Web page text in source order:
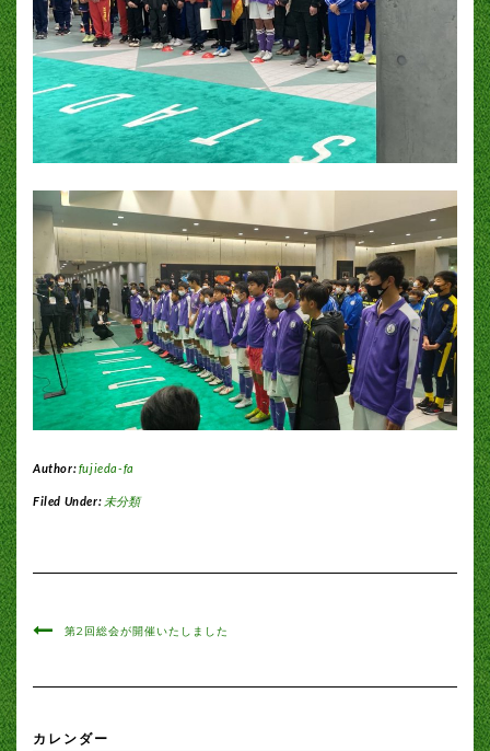
Author:fujieda-fa
Filed Under: 未分類
第2回総会が開催いたしました
カレンダー